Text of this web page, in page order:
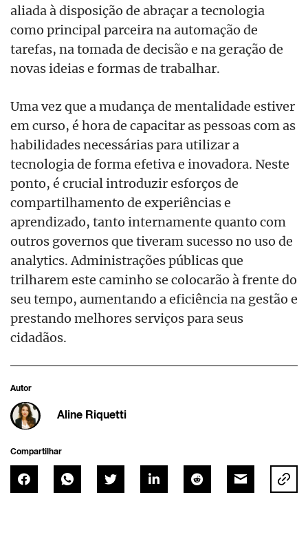
aliada à disposição de abraçar a tecnologia
como principal parceira na automação de
tarefas, na tomada de decisão e na geração de
novas ideias e formas de trabalhar.
Uma vez que a mudança de mentalidade estiver
em curso, é hora de capacitar as pessoas com as
habilidades necessárias para utilizar a
tecnologia de forma efetiva e inovadora. Neste
ponto, é crucial introduzir esforços de
compartilhamento de experiências e
aprendizado, tanto internamente quanto com
outros governos que tiveram sucesso no uso de
analytics. Administrações públicas que
trilharem este caminho se colocarão à frente do
seu tempo, aumentando a eficiência na gestão e
prestando melhores serviços para seus
cidadãos.
Autor
Aline Riquetti
Compartilhar